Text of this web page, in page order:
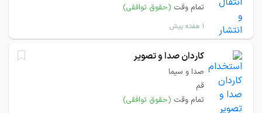
تمام وقت (حقوق توافقی)
۱ هفته پیش
کاردان صدا و تصویر
صدا و سیما
قم
تمام وقت (حقوق توافقی)